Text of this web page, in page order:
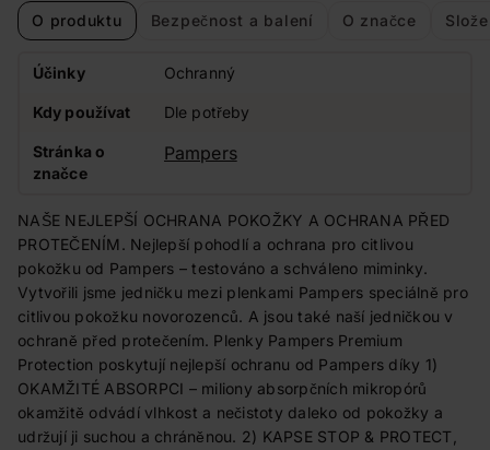
O produktu Bezpečnost a balení O značce
Účinky Ochranný
Kdy používat Dle potřeby
Stránka o
značce
Pampers
NAŠE NEJLEPŠÍ OCHRANA POKOŽKY A OCHRANA PŘED
PROTEČENÍM. Nejlepší pohodlí a ochrana pro citlivou
pokožku od Pampers – testováno a schváleno miminky.
Vytvořili jsme jedničku mezi plenkami Pampers speciálně pro
citlivou pokožku novorozenců. A jsou také naší jedničkou v
ochraně před protečením. Plenky Pampers Premium
Protection poskytují nejlepší ochranu od Pampers díky 1)
OKAMŽITÉ ABSORPCI – miliony absorpčních mikropórů
okamžitě odvádí vlhkost a nečistoty daleko od pokožky a
udržují ji suchou a chráněnou. 2) KAPSE STOP & PROTECT,